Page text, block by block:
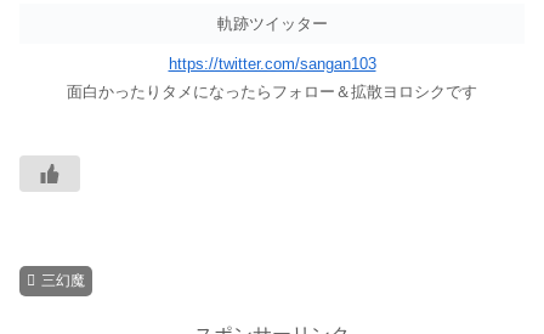
軌跡ツイッター
https://twitter.com/sangan103
面白かったりタメになったらフォロー＆拡散ヨロシクです
三幻魔